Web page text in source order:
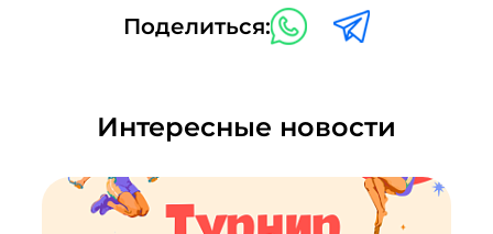
Поделиться:
Интересные новости